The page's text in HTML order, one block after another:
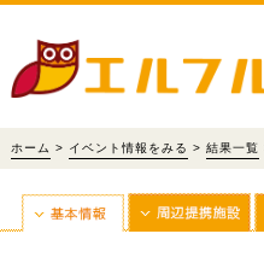
ホーム > イベント情報をみる > 結果一覧